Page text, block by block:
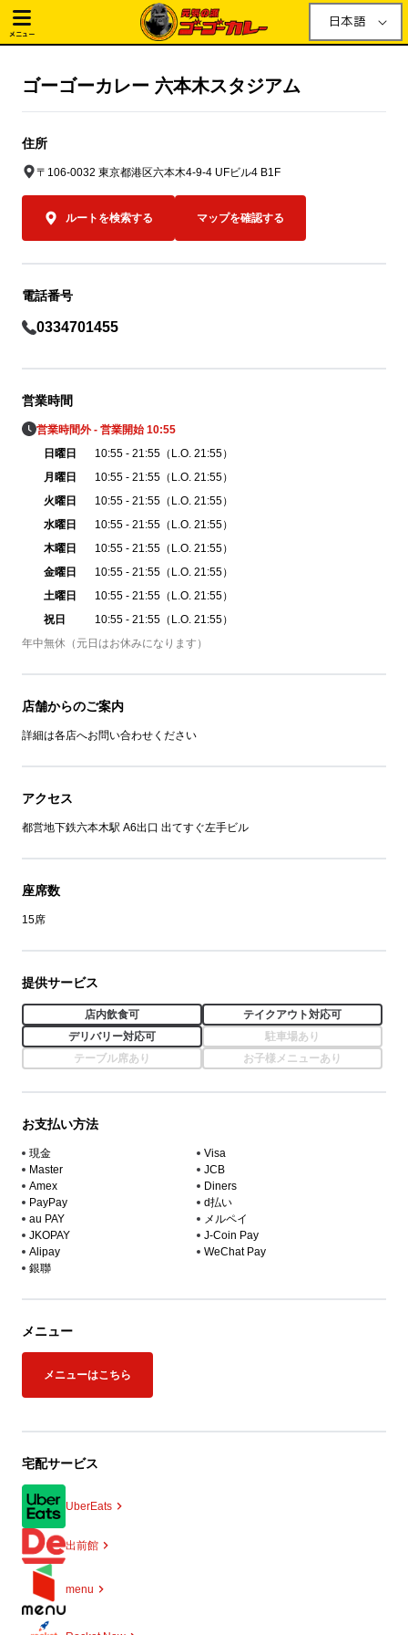
メニュー
日本語
ゴーゴーカレー 六本木スタジアム
住所
〒106-0032 東京都港区六本木4-9-4 UFビル4 B1F
ルートを検索する マップを確認する
電話番号
0334701455
営業時間
営業時間外 - 営業開始 10:55
日曜日
10:55 - 21:55（L.O. 21:55）
月曜日
10:55 - 21:55（L.O. 21:55）
火曜日
10:55 - 21:55（L.O. 21:55）
水曜日
10:55 - 21:55（L.O. 21:55）
木曜日
10:55 - 21:55（L.O. 21:55）
金曜日
10:55 - 21:55（L.O. 21:55）
土曜日
10:55 - 21:55（L.O. 21:55）
祝日
10:55 - 21:55（L.O. 21:55）
年中無休（元日はお休みになります）
店舗からのご案内
詳細は各店へお問い合わせください
アクセス
都営地下鉄六本木駅 A6出口 出てすぐ左手ビル
座席数
15席
提供サービス
店内飲食可
テイクアウト対応可
デリバリー対応可
駐車場あり
テーブル席あり
お子様メニューあり
お支払い方法
現金
Visa
Master
JCB
Amex
Diners
PayPay
d払い
au PAY
メルペイ
JKOPAY
J-Coin Pay
Alipay
WeChat Pay
銀聯
メニュー
メニューはこちら
宅配サービス
UberEats
出前館
menu